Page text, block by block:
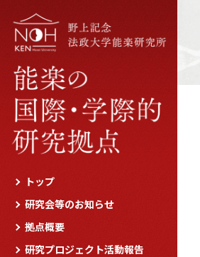
トップ
研究会等のお知らせ
拠点概要
研究プロジェクト活動報告